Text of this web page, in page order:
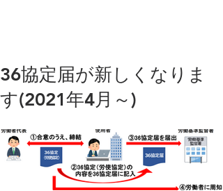
36協定届が新しくなりま
す(2021年4月～)